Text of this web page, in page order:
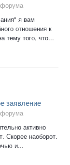
я вам
отношения к
тему того, что...
заявление
активно
Скорее наоборот.
и...